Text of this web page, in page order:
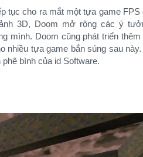
tục cho ra mắt một tựa game
3D, Doom mở rộng các ý
mình. Doom cũng phát triển thêm
nhiều tựa game bắn súng sau
bình của id Software.